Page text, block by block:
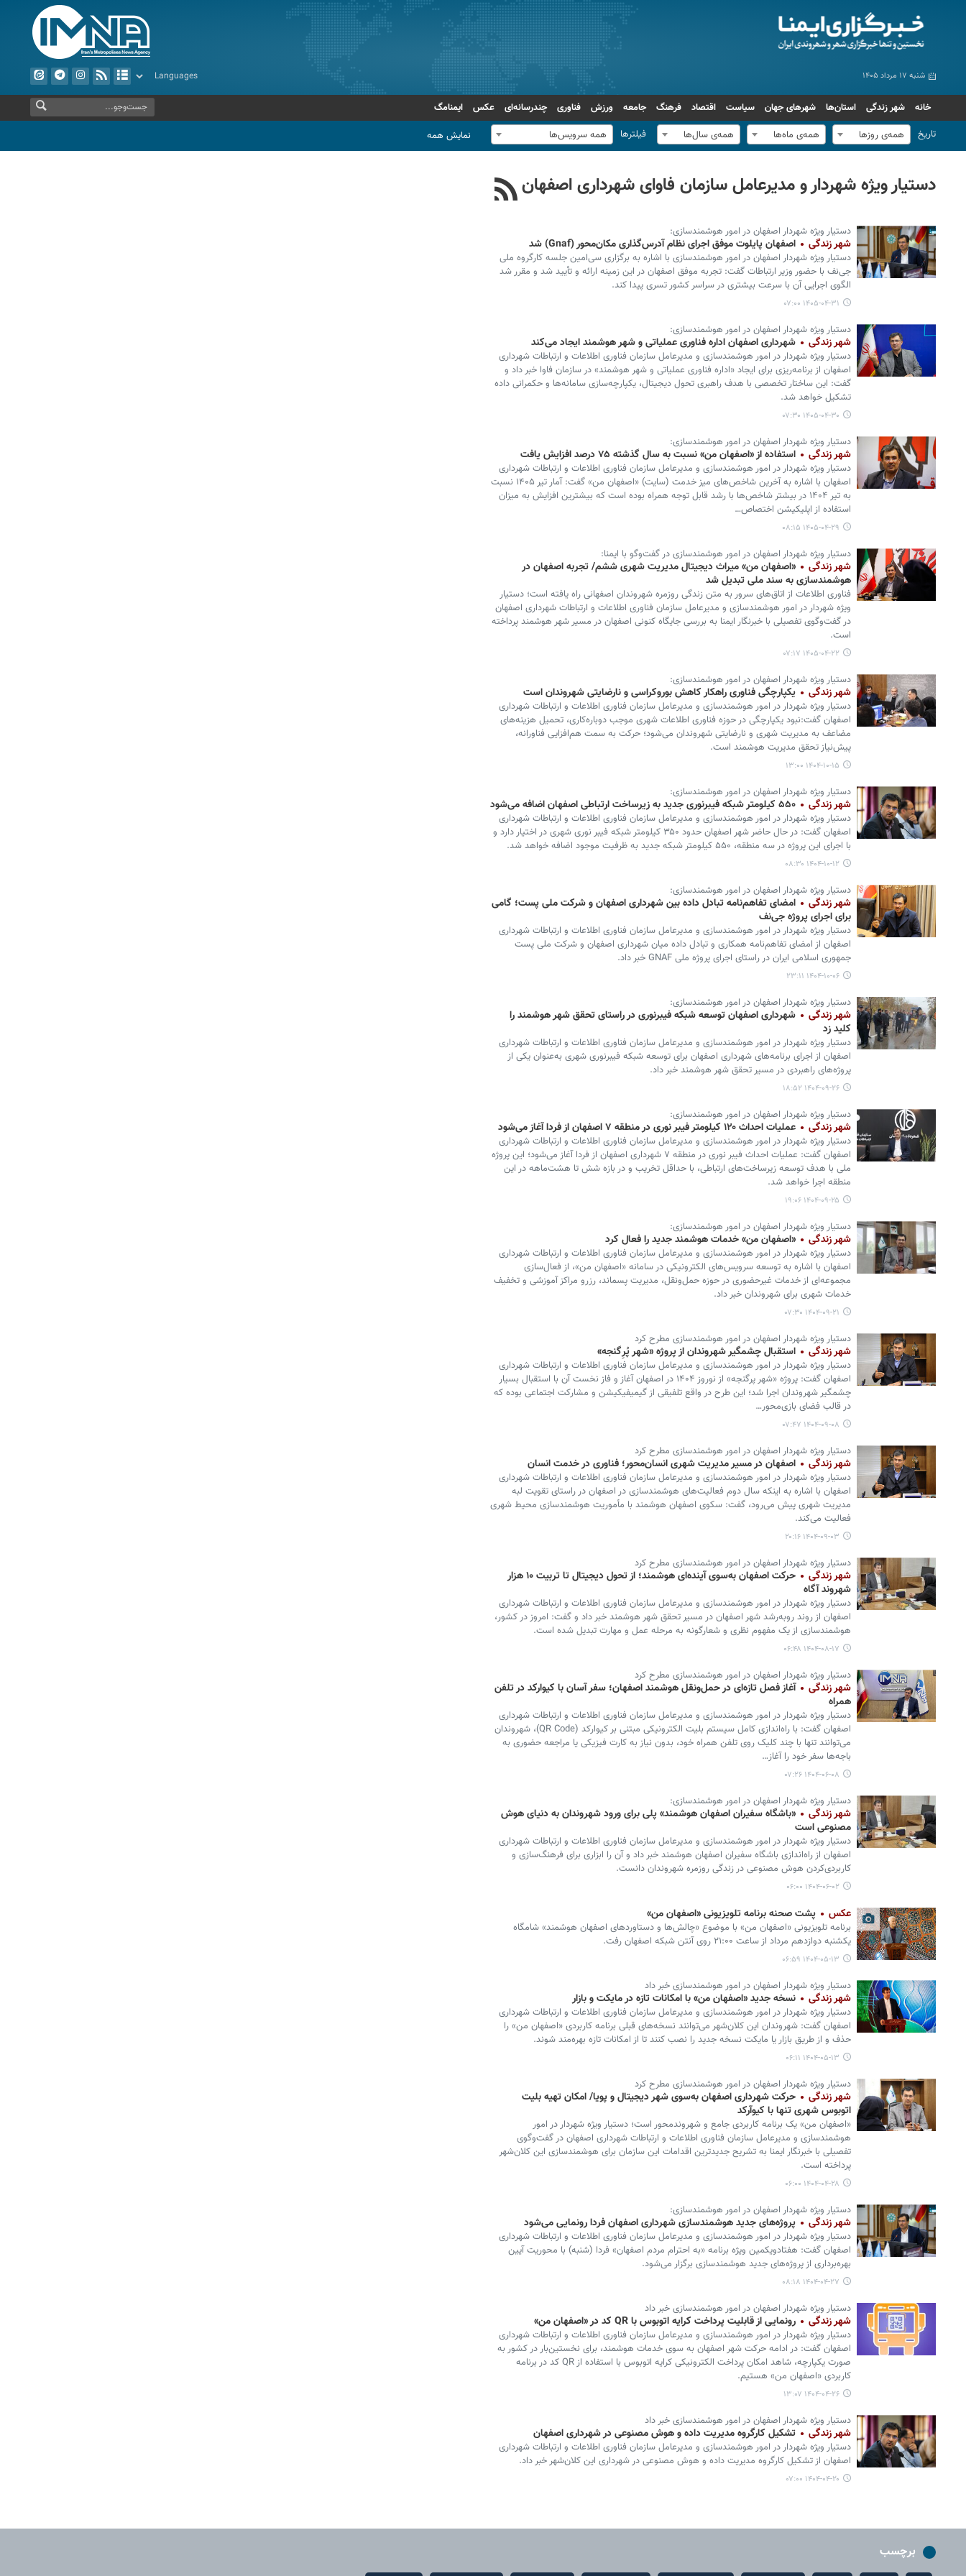
شنبه ۱۷ مرداد ۱۴۰۵
خانه شهر زندگی استان‌ها شهرهای جهان سیاست اقتصاد فرهنگ جامعه ورزش فناوری چندرسانه‌ای عکس
ایمنامگ
تاریخ
همه‌ی روزها همه‌ی ماه‌ها همه‌ی سال‌ها فیلترها همه سرویس‌ها نمایش همه
دستیار ویژه شهردار و مدیرعامل سازمان فاوای شهرداری اصفهان
دستیار ویژه شهردار اصفهان در امور هوشمندسازی:
شهر زندگی اصفهان پایلوت موفق اجرای نظام آدرس‌گذاری مکان‌محور (Gnaf) شد
دستیار ویژه شهردار اصفهان در امور هوشمندسازی با اشاره به برگزاری سی‌امین جلسه کارگروه ملی
جی‌نف با حضور وزیر ارتباطات گفت: تجربه موفق اصفهان در این زمینه ارائه و تأیید شد و مقرر شد
الگوی اجرایی آن با سرعت بیشتری در سراسر کشور تسری پیدا کند.
۱۴۰۵-۰۴-۳۱ ۰۷:۰۰
دستیار ویژه شهردار اصفهان در امور هوشمندسازی:
شهر زندگی شهرداری اصفهان اداره فناوری عملیاتی و شهر هوشمند ایجاد می‌کند
دستیار ویژه شهردار در امور هوشمندسازی و مدیرعامل سازمان فناوری اطلاعات و ارتباطات شهرداری
اصفهان از برنامه‌ریزی برای ایجاد «اداره فناوری عملیاتی و شهر هوشمند» در سازمان فاوا خبر داد و
گفت: این ساختار تخصصی با هدف راهبری تحول دیجیتال، یکپارچه‌سازی سامانه‌ها و حکمرانی داده
تشکیل خواهد شد.
۱۴۰۵-۰۴-۳۰ ۰۷:۳۰
دستیار ویژه شهردار اصفهان در امور هوشمندسازی:
شهر زندگی استفاده از «اصفهان من» نسبت به سال گذشته ۷۵ درصد افزایش یافت
دستیار ویژه شهردار در امور هوشمندسازی و مدیرعامل سازمان فناوری اطلاعات و ارتباطات شهرداری
اصفهان با اشاره به آخرین شاخص‌های میز خدمت (سایت) «اصفهان من» گفت: آمار تیر ۱۴۰۵ نسبت
به تیر ۱۴۰۴ در بیشتر شاخص‌ها با رشد قابل توجه همراه بوده است که بیشترین افزایش به میزان
استفاده از اپلیکیشن اختصاص…
۱۴۰۵-۰۴-۲۹ ۰۸:۱۵
دستیار ویژه شهردار اصفهان در امور هوشمندسازی در گفت‌وگو با ایمنا:
شهر زندگی
«اصفهان من» میراث دیجیتال مدیریت شهری ششم/ تجربه اصفهان در
هوشمندسازی به سند ملی تبدیل شد
فناوری اطلاعات از اتاق‌های سرور به متن زندگی روزمره شهروندان اصفهانی راه یافته است؛ دستیار
ویژه شهردار در امور هوشمندسازی و مدیرعامل سازمان فناوری اطلاعات و ارتباطات شهرداری اصفهان
در گفت‌وگوی تفصیلی با خبرنگار ایمنا به بررسی جایگاه کنونی اصفهان در مسیر شهر هوشمند پرداخته
است.
۱۴۰۵-۰۴-۲۲ ۰۷:۱۷
دستیار ویژه شهردار اصفهان در امور هوشمندسازی:
شهر زندگی یکپارچگی فناوری راهکار کاهش بوروکراسی و نارضایتی شهروندان است
دستیار ویژه شهردار در امور هوشمندسازی و مدیرعامل سازمان فناوری اطلاعات و ارتباطات شهرداری
اصفهان گفت:نبود یکپارچگی در حوزه فناوری اطلاعات شهری موجب دوباره‌کاری، تحمیل هزینه‌های
مضاعف به مدیریت شهری و نارضایتی شهروندان می‌شود؛ حرکت به سمت هم‌افزایی فناورانه،
پیش‌نیاز تحقق مدیریت هوشمند است.
۱۴۰۴-۱۰-۱۵ ۱۳:۰۰
دستیار ویژه شهردار اصفهان در امور هوشمندسازی:
شهر زندگی ۵۵۰ کیلومتر شبکه فیبرنوری جدید به زیرساخت ارتباطی اصفهان اضافه می‌شود
دستیار ویژه شهردار در امور هوشمندسازی و مدیرعامل سازمان فناوری اطلاعات و ارتباطات شهرداری
اصفهان گفت: در حال حاضر شهر اصفهان حدود ۳۵۰ کیلومتر شبکه فیبر نوری شهری در اختیار دارد و
با اجرای این پروژه در سه منطقه، ۵۵۰ کیلومتر شبکه جدید به ظرفیت موجود اضافه خواهد شد.
۱۴۰۴-۱۰-۱۲ ۰۸:۳۰
دستیار ویژه شهردار اصفهان در امور هوشمندسازی:
شهر زندگی
امضای تفاهم‌نامه تبادل داده بین شهرداری اصفهان و شرکت ملی پست؛ گامی
برای اجرای پروژه جی‌نف
دستیار ویژه شهردار در امور هوشمندسازی و مدیرعامل سازمان فناوری اطلاعات و ارتباطات شهرداری
اصفهان از امضای تفاهم‌نامه همکاری و تبادل داده میان شهرداری اصفهان و شرکت ملی پست
جمهوری اسلامی ایران در راستای اجرای پروژه ملی GNAF خبر داد.
۱۴۰۴-۱۰-۰۶ ۲۳:۱۱
دستیار ویژه شهردار اصفهان در امور هوشمندسازی:
شهر زندگی
شهرداری اصفهان توسعه شبکه فیبرنوری در راستای تحقق شهر هوشمند را
کلید زد
دستیار ویژه شهردار در امور هوشمندسازی و مدیرعامل سازمان فناوری اطلاعات و ارتباطات شهرداری
اصفهان از اجرای برنامه‌های شهرداری اصفهان برای توسعه شبکه فیبرنوری شهری به‌عنوان یکی از
پروژه‌های راهبردی در مسیر تحقق شهر هوشمند خبر داد.
۱۴۰۴-۰۹-۲۶ ۱۸:۵۲
دستیار ویژه شهردار اصفهان در امور هوشمندسازی:
شهر زندگی عملیات احداث ۱۲۰ کیلومتر فیبر نوری در منطقه ۷ اصفهان از فردا آغاز می‌شود
دستیار ویژه شهردار در امور هوشمندسازی و مدیرعامل سازمان فناوری اطلاعات و ارتباطات شهرداری
اصفهان گفت: عملیات احداث فیبر نوری در منطقه ۷ شهرداری اصفهان از فردا آغاز می‌شود؛ این پروژه
ملی با هدف توسعه زیرساخت‌های ارتباطی، با حداقل تخریب و در بازه شش تا هشت‌ماهه در این
منطقه اجرا خواهد شد.
۱۴۰۴-۰۹-۲۵ ۱۹:۰۶
دستیار ویژه شهردار اصفهان در امور هوشمندسازی:
شهر زندگی «اصفهان من» خدمات هوشمند جدید را فعال کرد
دستیار ویژه شهردار در امور هوشمندسازی و مدیرعامل سازمان فناوری اطلاعات و ارتباطات شهرداری
اصفهان با اشاره به توسعه سرویس‌های الکترونیکی در سامانه «اصفهان من»، از فعال‌سازی
مجموعه‌ای از خدمات غیرحضوری در حوزه حمل‌ونقل، مدیریت پسماند، رزرو مراکز آموزشی و تخفیف
خدمات شهری برای شهروندان خبر داد.
۱۴۰۴-۰۹-۲۱ ۰۷:۳۰
دستیار ویژه شهردار اصفهان در امور هوشمندسازی مطرح کرد
شهر زندگی استقبال چشمگیر شهروندان از پروژه «شهر پُرِگنجه»
دستیار ویژه شهردار در امور هوشمندسازی و مدیرعامل سازمان فناوری اطلاعات و ارتباطات شهرداری
اصفهان گفت: پروژه «شهر پرگنجه» از نوروز ۱۴۰۴ در اصفهان آغاز و فاز نخست آن با استقبال بسیار
چشمگیر شهروندان اجرا شد؛ این طرح در واقع تلفیقی از گیمیفیکیشن و مشارکت اجتماعی بوده که
در قالب فضای بازی‌محور…
۱۴۰۴-۰۹-۰۸ ۰۷:۴۷
دستیار ویژه شهردار اصفهان در امور هوشمندسازی مطرح کرد
شهر زندگی اصفهان در مسیر مدیریت شهری انسان‌محور؛ فناوری در خدمت انسان
دستیار ویژه شهردار در امور هوشمندسازی و مدیرعامل سازمان فناوری اطلاعات و ارتباطات شهرداری
اصفهان با اشاره به اینکه سال دوم فعالیت‌های هوشمندسازی در اصفهان در راستای تقویت لبه
مدیریت شهری پیش می‌رود، گفت: سکوی اصفهان هوشمند با مأموریت هوشمندسازی محیط شهری
فعالیت می‌کند.
۱۴۰۴-۰۹-۰۳ ۲۰:۱۶
دستیار ویژه شهردار اصفهان در امور هوشمندسازی مطرح کرد
شهر زندگی
حرکت اصفهان به‌سوی آینده‌ای هوشمند؛ از تحول دیجیتال تا تربیت ۱۰ هزار
شهروند آگاه
دستیار ویژه شهردار در امور هوشمندسازی و مدیرعامل سازمان فناوری اطلاعات و ارتباطات شهرداری
اصفهان از روند روبه‌رشد شهر اصفهان در مسیر تحقق شهر هوشمند خبر داد و گفت: امروز در کشور،
هوشمندسازی از یک مفهوم نظری و شعارگونه به مرحله عمل و مهارت تبدیل شده است.
۱۴۰۴-۰۸-۱۷ ۰۶:۴۸
دستیار ویژه شهردار اصفهان در امور هوشمندسازی مطرح کرد
شهر زندگی
آغاز فصل تازه‌ای در حمل‌ونقل هوشمند اصفهان؛ سفر آسان با کیوارکد در تلفن
همراه
دستیار ویژه شهردار در امور هوشمندسازی و مدیرعامل سازمان فناوری اطلاعات و ارتباطات شهرداری
اصفهان گفت: با راه‌اندازی کامل سیستم بلیت الکترونیکی مبتنی بر کیوارکد (QR Code)، شهروندان
می‌توانند تنها با چند کلیک روی تلفن همراه خود، بدون نیاز به کارت فیزیکی یا مراجعه حضوری به
باجه‌ها سفر خود را آغاز…
۱۴۰۴-۰۶-۰۸ ۰۷:۲۶
دستیار ویژه شهردار اصفهان در امور هوشمندسازی:
شهر زندگی
«باشگاه سفیران اصفهان هوشمند» پلی برای ورود شهروندان به دنیای هوش
مصنوعی است
دستیار ویژه شهردار در امور هوشمندسازی و مدیرعامل سازمان فناوری اطلاعات و ارتباطات شهرداری
اصفهان از راه‌اندازی باشگاه سفیران اصفهان هوشمند خبر داد و آن را ابزاری برای فرهنگ‌سازی و
کاربردی‌کردن هوش مصنوعی در زندگی روزمره شهروندان دانست.
۱۴۰۴-۰۶-۰۲ ۰۶:۰۰
عکس پشت صحنه برنامه تلویزیونی «اصفهان من»
برنامه تلویزیونی «اصفهان من» با موضوع «چالش‌ها و دستاوردهای اصفهان هوشمند» شامگاه
یکشنبه دوازدهم مرداد از ساعت ۲۱:۰۰ روی آنتن شبکه اصفهان رفت.
۱۴۰۴-۰۵-۱۳ ۰۶:۵۹
دستیار ویژه شهردار اصفهان در امور هوشمندسازی خبر داد
شهر زندگی نسخه جدید «اصفهان من» با امکانات تازه در مایکت و بازار
دستیار ویژه شهردار در امور هوشمندسازی و مدیرعامل سازمان فناوری اطلاعات و ارتباطات شهرداری
اصفهان گفت: شهروندان این کلان‌شهر می‌توانند نسخه‌های قبلی برنامه کاربردی «اصفهان من» را
حذف و از طریق بازار یا مایکت نسخه جدید را نصب کنند تا از امکانات تازه بهره‌مند شوند.
۱۴۰۴-۰۵-۱۳ ۰۶:۱۱
دستیار ویژه شهردار اصفهان در امور هوشمندسازی مطرح کرد
شهر زندگی
حرکت شهرداری اصفهان به‌سوی شهر دیجیتال و پویا/ امکان تهیه بلیت
اتوبوس شهری تنها با کیوآرکد
«اصفهان من» یک برنامه کاربردی جامع و شهروندمحور است؛ دستیار ویژه شهردار در امور
هوشمندسازی و مدیرعامل سازمان فناوری اطلاعات و ارتباطات شهرداری اصفهان در گفت‌وگوی
تفصیلی با خبرنگار ایمنا به تشریح جدیدترین اقدامات این سازمان برای هوشمندسازی این کلان‌شهر
پرداخته است.
۱۴۰۴-۰۴-۲۸ ۰۶:۰۰
دستیار ویژه شهردار اصفهان در امور هوشمندسازی:
شهر زندگی پروژه‌های جدید هوشمندسازی شهرداری اصفهان فردا رونمایی می‌شود
دستیار ویژه شهردار در امور هوشمندسازی و مدیرعامل سازمان فناوری اطلاعات و ارتباطات شهرداری
اصفهان گفت: هفتادویکمین ویژه برنامه «به احترام مردم اصفهان» فردا (شنبه) با محوریت آیین
بهره‌برداری از پروژه‌های جدید هوشمندسازی برگزار می‌شود.
۱۴۰۴-۰۴-۲۷ ۰۸:۱۸
دستیار ویژه شهردار اصفهان در امور هوشمندسازی خبر داد
شهر زندگی رونمایی از قابلیت پرداخت کرایه اتوبوس با QR کد در «اصفهان من»
دستیار ویژه شهردار در امور هوشمندسازی و مدیرعامل سازمان فناوری اطلاعات و ارتباطات شهرداری
اصفهان گفت: در ادامه حرکت شهر اصفهان به سوی خدمات هوشمند، برای نخستین‌بار در کشور به
صورت یکپارچه، شاهد امکان پرداخت الکترونیکی کرایه اتوبوس با استفاده از QR کد در برنامه
کاربردی «اصفهان من» هستیم.
۱۴۰۴-۰۴-۲۶ ۱۳:۰۷
دستیار ویژه شهردار اصفهان در امور هوشمندسازی خبر داد
شهر زندگی تشکیل کارگروه مدیریت داده و هوش مصنوعی در شهرداری اصفهان
دستیار ویژه شهردار در امور هوشمندسازی و مدیرعامل سازمان فناوری اطلاعات و ارتباطات شهرداری
اصفهان از تشکیل کارگروه مدیریت داده و هوش مصنوعی در شهرداری این کلان‌شهر خبر داد.
۱۴۰۴-۰۴-۲۰ ۰۷:۰۰
برچسب